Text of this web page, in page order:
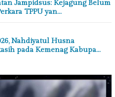
Jampidsus: Kejagung Belum
TPPU yan…
Nahdiyatul Husna
pada Kemenag Kabupa…